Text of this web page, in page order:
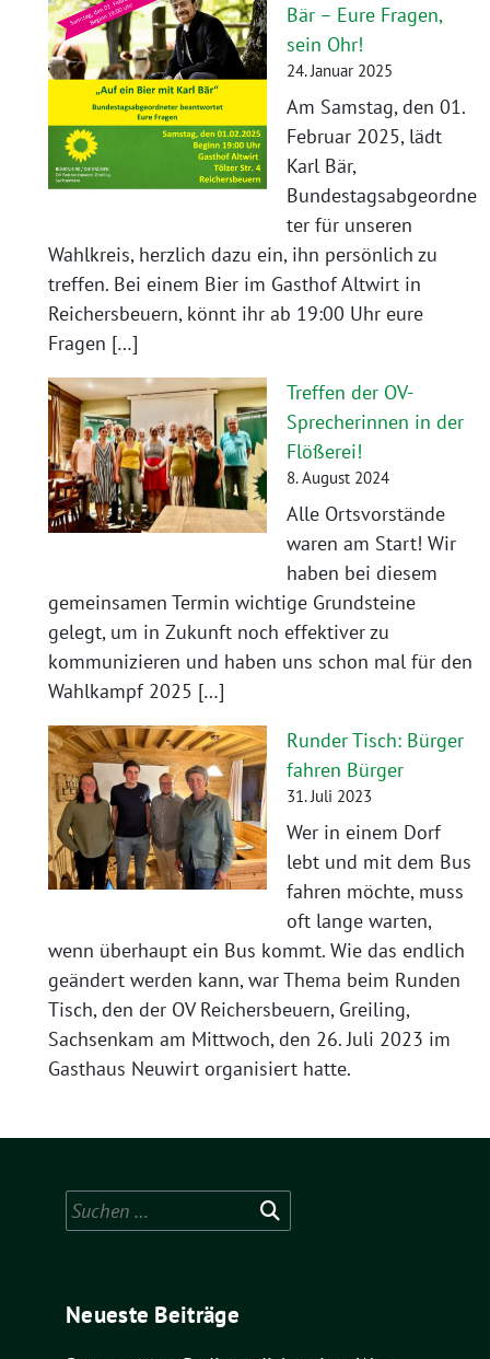
Bär – Eure Fragen,
sein Ohr!
24. Januar 2025
Am Samstag, den 01.
Februar 2025, lädt
Karl Bär,
Bundestagsabgeordne
ter für unseren
Wahlkreis, herzlich dazu ein, ihn persönlich zu
treffen. Bei einem Bier im Gasthof Altwirt in
Reichersbeuern, könnt ihr ab 19:00 Uhr eure
Fragen […]
Treffen der OV-
Sprecherinnen in der
Flößerei!
8. August 2024
Alle Ortsvorstände
waren am Start! Wir
haben bei diesem
gemeinsamen Termin wichtige Grundsteine
gelegt, um in Zukunft noch effektiver zu
kommunizieren und haben uns schon mal für den
Wahlkampf 2025 […]
Runder Tisch: Bürger
fahren Bürger
31. Juli 2023
Wer in einem Dorf
lebt und mit dem Bus
fahren möchte, muss
oft lange warten,
wenn überhaupt ein Bus kommt. Wie das endlich
geändert werden kann, war Thema beim Runden
Tisch, den der OV Reichersbeuern, Greiling,
Sachsenkam am Mittwoch, den 26. Juli 2023 im
Gasthaus Neuwirt organisiert hatte.
Suchen
nach:
Neueste Beiträge